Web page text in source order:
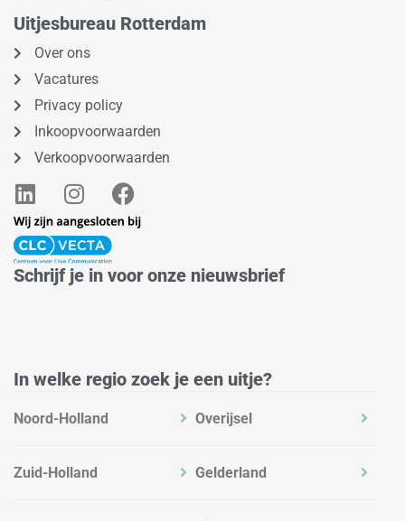
Uitjesbureau Rotterdam
Over ons
Vacatures
Privacy policy
Inkoopvoorwaarden
Verkoopvoorwaarden
L
i
n
k
e
I
n
s
t
a
F
a
c
b
Schrijf je in voor onze nieuwsbrief
In welke regio zoek je een uitje?
Noord-Holland
Zuid-Holland
Overijsel
Gelderland